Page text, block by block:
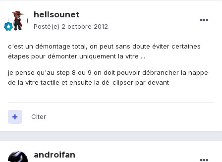
hellsounet
Posté(e) 2 octobre 2012
c'est un démontage total, on peut sans doute éviter certaines
étapes pour démonter uniquement la vitre ...
je pense qu'au step 8 ou 9 on doit pouvoir débrancher la nappe
de la vitre tactile et ensuite la dé-clipser par devant
Citer
androifan